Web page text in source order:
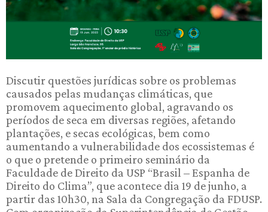
Discutir questões jurídicas sobre os problemas
causados pelas mudanças climáticas, que
promovem aquecimento global, agravando os
períodos de seca em diversas regiões, afetando
plantações, e secas ecológicas, bem como
aumentando a vulnerabilidade dos ecossistemas é
o que o pretende o primeiro seminário da
Faculdade de Direito da USP “Brasil – Espanha de
Direito do Clima”, que acontece dia 19 de junho, a
partir das 10h30, na Sala da Congregação da FDUSP.